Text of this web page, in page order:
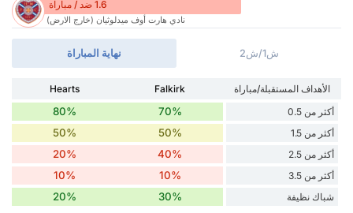
1.6 ضد / مباراة
نادي هارت أوف ميدلوثيان (خارج الارض)
نهاية المباراة ش1/ش2
الأهداف المستقبلة/مباراة Falkirk
Hearts
أكثر من 0.5
70%
80%
أكثر من 1.5 50%
50%
أكثر من 2.5 40%
20%
أكثر من 3.5 10%
10%
شباك نظيفة 30%
20%